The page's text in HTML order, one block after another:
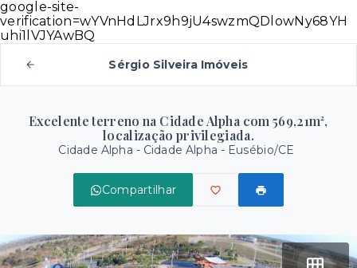
google-site-
verification=wYVnHdLJrx9h9jU4swzmQDlowNy68YH
uhi1lVJYAwBQ
Sérgio Silveira Imóveis
Excelente terreno na Cidade Alpha com 569,21m²,
localização privilegiada.
Cidade Alpha - Cidade Alpha - Eusébio/CE
Compartilhar